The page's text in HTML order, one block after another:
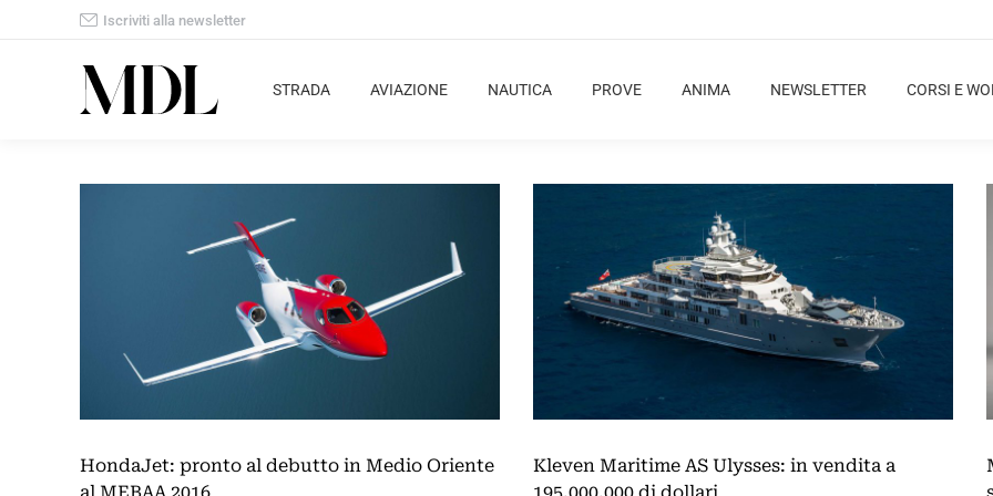
Iscriviti alla newsletter
STRADA AVIAZIONE NAUTICA PROVE ANIMA NEWSLETTER CORSI E
HondaJet: pronto al debutto in Medio Oriente
Kleven Maritime AS Ulysses: in vendita a